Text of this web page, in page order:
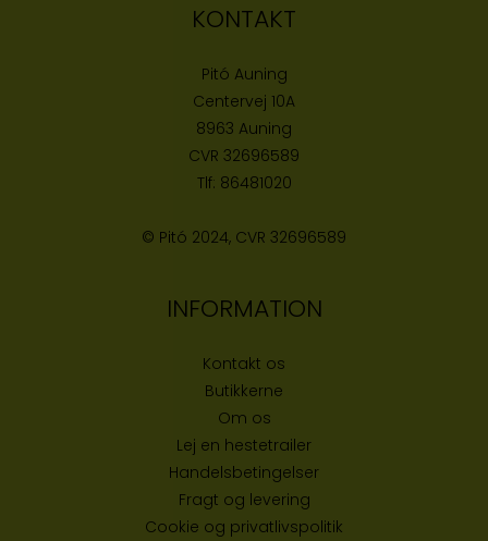
KONTAKT
Pitó Auning
Centervej 10A
8963 Auning
CVR 32696589
Tlf: 86481020
© Pitó 2024, CVR 32696589
INFORMATION
Kontakt os
Butikkerne
Om os
Lej en hestetrailer
Handelsbetingelser
Fragt og levering
Cookie og privatlivspolitik